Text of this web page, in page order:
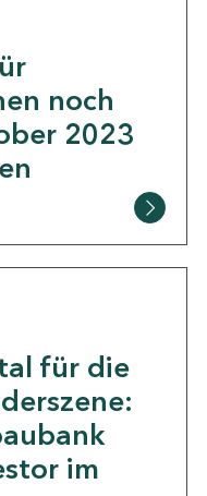
noch
2023
für die
im